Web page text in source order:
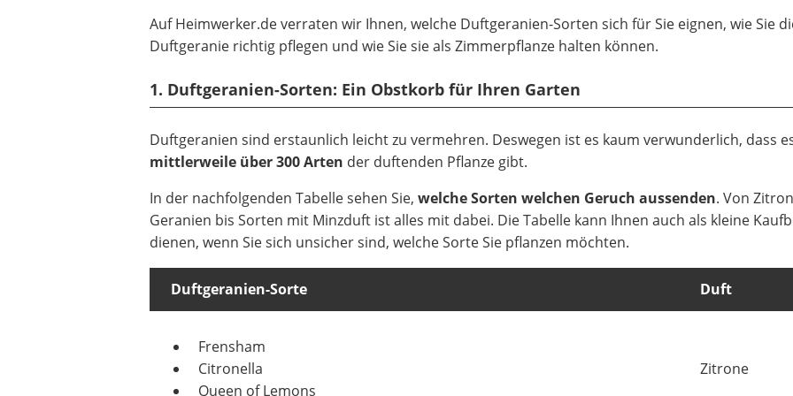
Auf Heimwerker.de verraten wir Ihnen, welche Duftgeranien-Sorten sich für Sie eignen, wie Sie
Duftgeranie richtig pflegen und wie Sie sie als Zimmerpflanze halten können.
1. Duftgeranien-Sorten: Ein Obstkorb für Ihren Garten
Duftgeranien sind erstaunlich leicht zu vermehren. Deswegen ist es kaum verwunderlich, dass
mittlerweile über 300 Arten der duftenden Pflanze gibt.
In der nachfolgenden Tabelle sehen Sie,welche Sorten welchen Geruch aussenden. Von
Geranien bis Sorten mit Minzduft ist alles mit dabei. Die Tabelle kann Ihnen auch als kleine
dienen, wenn Sie sich unsicher sind, welche Sorte Sie pflanzen möchten.
Duftgeranien-Sorte Duft
Frensham
Citronella
Queen of Lemons
Zitrone